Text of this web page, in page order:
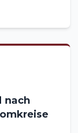
nach